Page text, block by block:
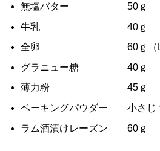
無塩バター 50ｇ
牛乳 40ｇ
全卵 60ｇ（L玉１
グラニュー糖 40ｇ
薄力粉 45ｇ
ベーキングパウダー 小さじ
ラム酒漬けレーズン 60ｇ